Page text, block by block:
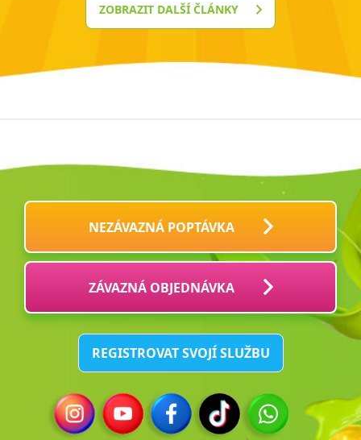
ZOBRAZIT DALŠÍ ČLÁNKY
NEZÁVAZNÁ POPTÁVKA
ZÁVAZNÁ OBJEDNÁVKA
REGISTROVAT SVOJÍ SLUŽBU